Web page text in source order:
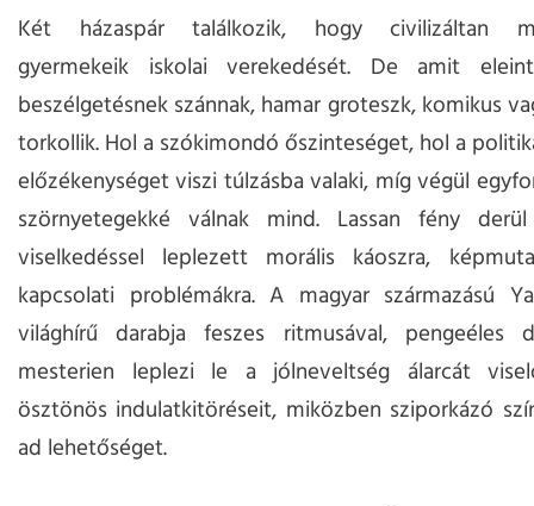
Két házaspár találkozik, hogy civilizáltan
gyermekeik iskolai verekedését. De amit
beszélgetésnek szánnak, hamar groteszk, komikus
torkollik. Hol a szókimondó őszinteséget, hol a
előzékenységet viszi túlzásba valaki, míg végül
szörnyetegekké válnak mind. Lassan fény
viselkedéssel leplezett morális káoszra,
kapcsolati problémákra. A magyar származású
világhírű darabja feszes ritmusával, pengeéles
mesterien leplezi le a jólneveltség álarcát
ösztönös indulatkitöréseit, miközben sziporkázó
ad lehetőséget.